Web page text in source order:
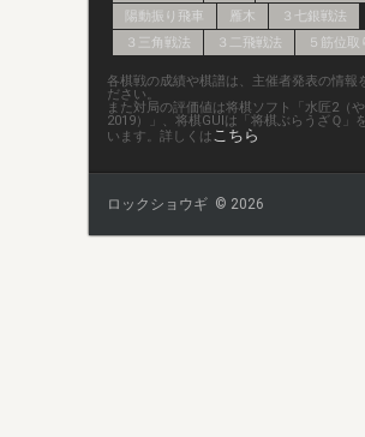
陽動振り飛車
雁木
３七銀戦法
３三角戦法
３二飛戦法 ５筋位取
各棋戦の成績や棋譜は、主催者発表の情報
ださい。
また対局の評価値は将棋ソフト「水匠2（
2019）」、将棋GUIは「将棋ぶらうざＱ」
います。詳しくはこちら
ロックショウギ © 2026